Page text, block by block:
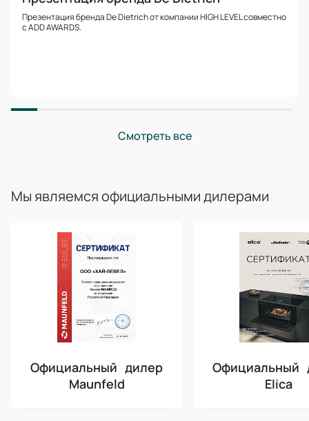
Презентация бренда De Dietrich от компании HIGH LEVEL совместно
с ADD AWARDS.
Смотреть все
Мы являемся официальными дилерами
Официальный дилер
Maunfeld
Официальный
Elica